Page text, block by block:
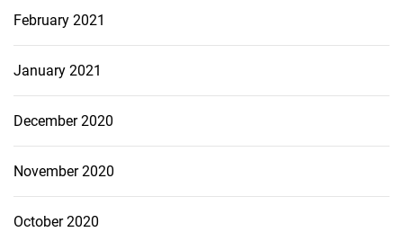
February 2021
January 2021
December 2020
November 2020
October 2020